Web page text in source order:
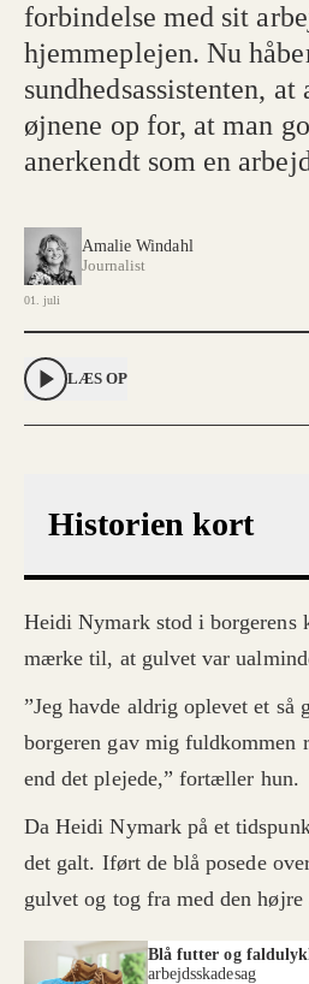
forbindelse med sit
hjemmeplejen. Nu
sundhedsassistenten, at
øjnene op for, at man
anerkendt som en
Amalie Windahl
Journalist
01. juli
LÆS OP
Historien kort
Heidi Nymark stod i borgerens
mærke til, at gulvet var
”Jeg havde aldrig oplevet et så
borgeren gav mig fuldkommen
end det plejede,” fortæller hun.
Da Heidi Nymark på et
det galt. Iført de blå posede
gulvet og tog fra med den højre
Blå futter og
arbejdsskadesag